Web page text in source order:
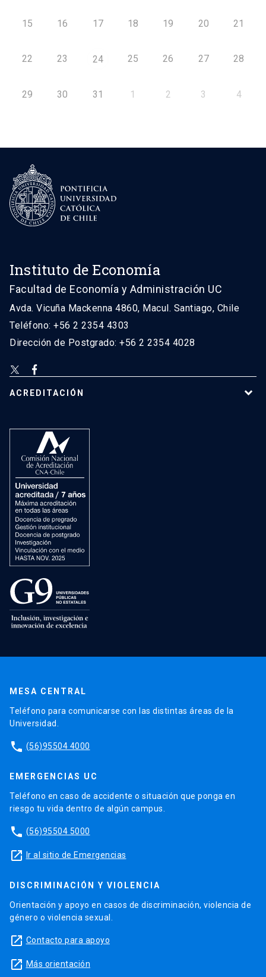
15 16 17 18 19 20 21
22 23 24 25 26 27 28
29 30 31 1 2 3 4
Instituto de Economía
Facultad de Economía y Administración UC
Avda. Vicuña Mackenna 4860, Macul. Santiago, Chile
Teléfono: +56 2 2354 4303
Dirección de Postgrado: +56 2 2354 4028
ACREDITACIÓN
MESA CENTRAL
Teléfono para comunicarse con las distintas áreas de la
Universidad.
phone (56)95504 4000
EMERGENCIAS UC
Teléfono en caso de accidente o situación que ponga en
riesgo tu vida dentro de algún campus.
phone (56)95504 5000
launch Ir al sitio de Emergencias
DISCRIMINACIÓN Y VIOLENCIA
Orientación y apoyo en casos de discriminación, violencia de
género o violencia sexual.
launch Contacto para apoyo
launch Más orientación